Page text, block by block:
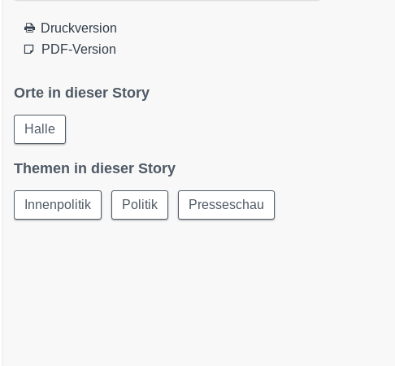
Druckversion
PDF-Version
Orte in dieser Story
Halle
Themen in dieser Story
Innenpolitik Politik Presseschau